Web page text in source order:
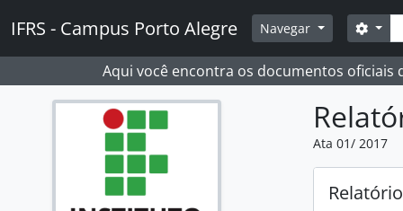
IFRS - Campus Porto Alegre Navegar
Aqui você encontra os documentos oficiais
Ata 01/ 2017